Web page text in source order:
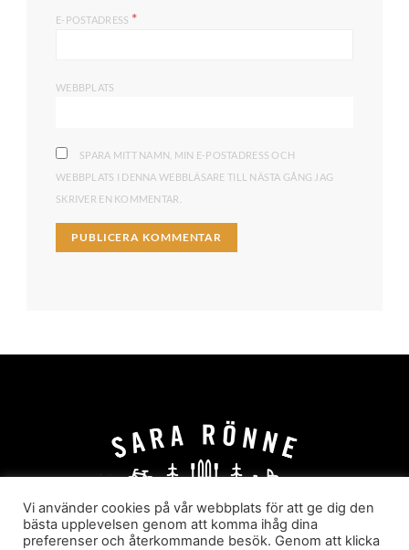
E-POSTADRESS *
WEBBPLATS
SPARA MITT NAMN, MIN E-POSTADRESS OCH
WEBBPLATS I DENNA WEBBLÄSARE TILL NÄSTA GÅNG JAG
SKRIVER EN KOMMENTAR.
Vi använder cookies på vår webbplats för att ge dig den
bästa upplevelsen genom att komma ihåg dina
preferenser och återkommande besök. Genom att klicka